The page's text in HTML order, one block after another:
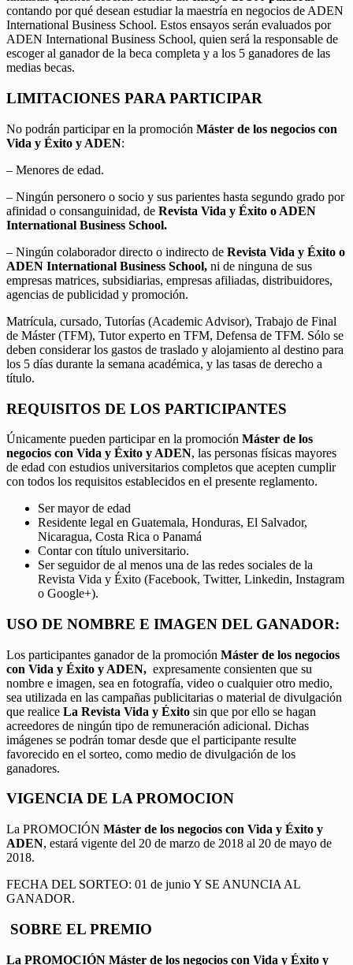
contando por qué desean estudiar la maestría en negocios de ADEN
International Business School. Estos ensayos serán evaluados por
ADEN International Business School, quien será la responsable de
escoger al ganador de la beca completa y a los 5 ganadores de las
medias becas.
LIMITACIONES PARA PARTICIPAR
No podrán participar en la promoción Máster de los negocios con
Vida y Éxito y ADEN:
– Menores de edad.
– Ningún personero o socio y sus parientes hasta segundo grado por
afinidad o consanguinidad, de Revista Vida y Éxito o ADEN
International Business School.
– Ningún colaborador directo o indirecto de Revista Vida y Éxito o
ADEN International Business School, ni de ninguna de sus
empresas matrices, subsidiarias, empresas afiliadas, distribuidores,
agencias de publicidad y promoción.
Matrícula, cursado, Tutorías (Academic Advisor), Trabajo de Final
de Máster (TFM), Tutor experto en TFM, Defensa de TFM. Sólo se
deben considerar los gastos de traslado y alojamiento al destino para
los 5 días durante la semana académica, y las tasas de derecho a
título.
REQUISITOS DE LOS PARTICIPANTES
Únicamente pueden participar en la promoción Máster de los
negocios con Vida y Éxito y ADEN, las personas físicas mayores
de edad con estudios universitarios completos que acepten cumplir
con todos los requisitos establecidos en el presente reglamento.
Ser mayor de edad
Residente legal en Guatemala, Honduras, El Salvador,
Nicaragua, Costa Rica o Panamá
Contar con título universitario.
Ser seguidor de al menos una de las redes sociales de la
Revista Vida y Éxito (Facebook, Twitter, Linkedin, Instagram
o Google+).
USO DE NOMBRE E IMAGEN DEL GANADOR:
Los participantes ganador de la promoción Máster de los negocios
con Vida y Éxito y ADEN, expresamente consienten que su
nombre e imagen, sea en fotografía, video o cualquier otro medio,
sea utilizada en las campañas publicitarias o material de divulgación
que realice La Revista Vida y Éxito sin que por ello se hagan
acreedores de ningún tipo de remuneración adicional. Dichas
imágenes se podrán tomar desde que el participante resulte
favorecido en el sorteo, como medio de divulgación de los
ganadores.
VIGENCIA DE LA PROMOCION
La PROMOCIÓN Máster de los negocios con Vida y Éxito y
ADEN, estará vigente del 20 de marzo de 2018 al 20 de mayo de
2018.
FECHA DEL SORTEO: 01 de junio Y SE ANUNCIA AL
GANADOR.
SOBRE EL PREMIO
La PROMOCIÓN Máster de los negocios con Vida y Éxito y